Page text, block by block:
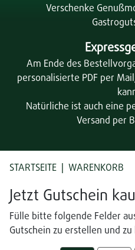
Verschenke
Am Ende des
personalisierte PDF per
Natürliche ist auch eine
Versand per
STARTSEITE WARENKORB
Jetzt Gutschein
Fülle bitte folgende Felder
Gutschein zu erstellen und zu